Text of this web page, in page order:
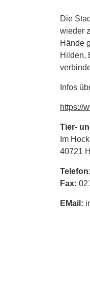
Die
wieder
Hände
Hilden,
Infos
https://
Tier-
Im
40721
Telefon:
Fax:
EMail: